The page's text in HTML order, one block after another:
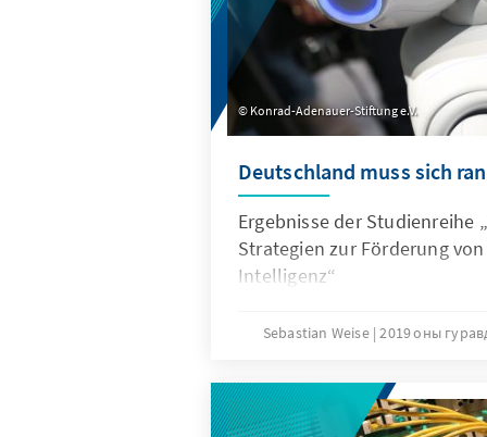
Konrad-Adenauer-Stiftung e.V.
Deutschland muss sich
Ergebnisse der Studienreihe
Strategien zur Förderung
Intelligenz“
Sebastian Weise 2019 оны